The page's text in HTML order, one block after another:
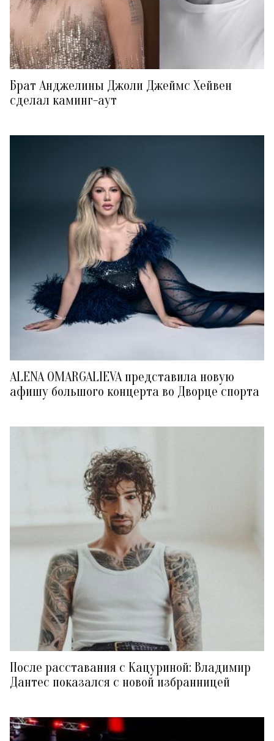
Брат Анджелины Джоли Джеймс Хейвен
сделал каминг-аут
ALENA OMARGALIEVA представила новую
афишу большого концерта во Дворце спорта
После расставания с Кацуриной: Владимир
Дантес показался с новой избранницей